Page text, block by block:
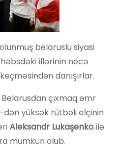
belaruslu siyasi
illərinin necə
danışırlar.
çıxmaq əmr
dən yüksək rütbəli elçinin
Aleksandr Lukaşenkoilə
mümkün olub.